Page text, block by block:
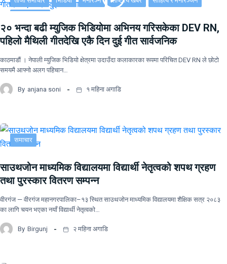
२० भन्दा बढी म्युजिक भिडियोमा अभिनय गरिसकेका DEV RN,
पहिलो मैथिली गीतदेखि एकै दिन दुई गीत सार्वजनिक
काठमाडौं । नेपाली म्युजिक भिडियो क्षेत्रमा उदाउँदा कलाकारका रूपमा परिचित DEV RN ले छोटो
समयमै आफ्नो अलग पहिचान…
By anjana soni १ महिना अगाडि
समाचार
साउथजोन माध्यमिक विद्यालयमा विद्यार्थी नेतृत्वको शपथ ग्रहण
तथा पुरस्कार वितरण सम्पन्न
वीरगंज — वीरगंज महानगरपालिका–१३ स्थित साउथजोन माध्यमिक विद्यालयमा शैक्षिक सत्र २०८३
का लागि चयन भएका नयाँ विद्यार्थी नेतृत्वको…
By Birgunj २ महिना अगाडि